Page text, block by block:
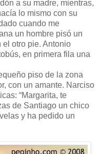
a su madre, mientras,
lo mismo con su
cuando me
un hombre pisó un
otro pie. Antonio
en primera fila una
piso de la zona
con un amante. Narciso
“Margarita, te
de Santiago un chico
y ha pedido un